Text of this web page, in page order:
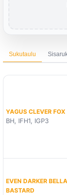
Sukutaulu
YAGUS CLEVER FOX
BH, IFH1, IGP3
EVEN DARKER BELLA
BASTARD